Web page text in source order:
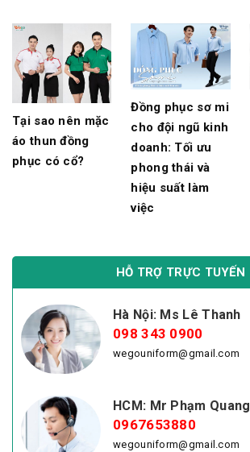
Tại sao nên mặc
áo thun đồng
phục có cổ?
Đồng phục sơ mi
cho đội ngũ kinh
doanh: Tối ưu
phong thái và
hiệu suất làm
việc
HỖ TRỢ TRỰC TUYẾN
Hà Nội: Ms Lê Thanh
098 343 0900
wegouniform@gmail.com
HCM: Mr Phạm Quang
0967653880
wegouniform@gmail.com